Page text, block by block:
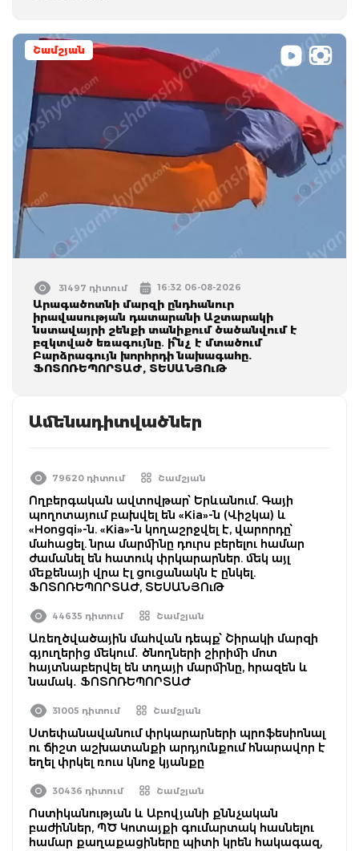
Շամշյան
31497 դիտում 16:32 06-08-2026
Արագածոտնի մարզի ընդհանուր
իրավասության դատարանի Աշտարակի
նստավայրի շենքի տանիքում ծածանվում է
բզկտված եռագույնը․ ի՞նչ է մտածում
Բարձրագույն խորհրդի նախագահը.
ՖՈՏՈՌԵՊՈՐՏԱԺ, ՏԵՍԱՆՅՈւԹ
Ամենադիտվածներ
79620 դիտում Շամշյան
Ողբերգական ավտովթար՝ Երևանում. Գայի
պողոտայում բախվել են «Kia»-ն (Վիշկա) և
«Hongqi»-ն. «Kia»-ն կողաշրջվել է, վարորդը՝
մահացել. նրա մարմինը դուրս բերելու համար
ժամանել են հատուկ փրկարարներ. մեկ այլ
մեքենայի վրա էլ ցուցանակն է ընկել.
ՖՈՏՈՌԵՊՈՐՏԱԺ, ՏԵՍԱՆՅՈւԹ
44635 դիտում Շամշյան
Առեղծվածային մահվան դեպք՝ Շիրակի մարզի
գյուղերից մեկում․ ծնողների շիրիմի մոտ
հայտնաբերվել են տղայի մարմինը, հրազեն և
նամակ․ ՖՈՏՈՌԵՊՈՐՏԱԺ
31005 դիտում Շամշյան
Ստեփանավանում փրկարարների պրոֆեսիոնալ
ու ճիշտ աշխատանքի արդյունքում հնարավոր է
եղել փրկել ռուս կնոջ կյանքը
30436 դիտում Շամշյան
Ոստիկանության և Աբովյանի քննչական
բաժիններ, ՊԾ Կոտայքի գումարտակ հասնելու
համար քաղաքացիները պիտի կրեն հակագազ,